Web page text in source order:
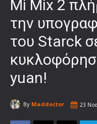
Mi Mix 2
την
του Starck
yuan!
By Maddoctor 23